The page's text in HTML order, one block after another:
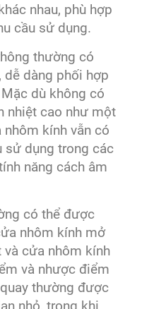
nhau, phù hợp
cầu sử dụng.
thường có
dễ dàng phối hợp
dù không có
nhiệt cao như một
kính vẫn có
sử dụng trong các
năng cách âm
có thể được
nhôm kính mở
và cửa nhôm kính
và nhược điểm
thường được